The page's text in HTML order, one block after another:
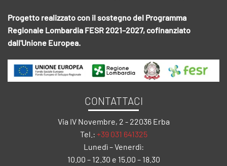
Progetto realizzato con il sostegno del Programma
Regionale Lombardia FESR 2021–2027, cofinanziato
dall'Unione Europea.
CONTATTACI
Via IV Novembre, 2 - 22036 Erba
Tel.: +39 031 641325
Lunedì – Venerdì:
10.00 – 12.30 e 15.00 – 18.30